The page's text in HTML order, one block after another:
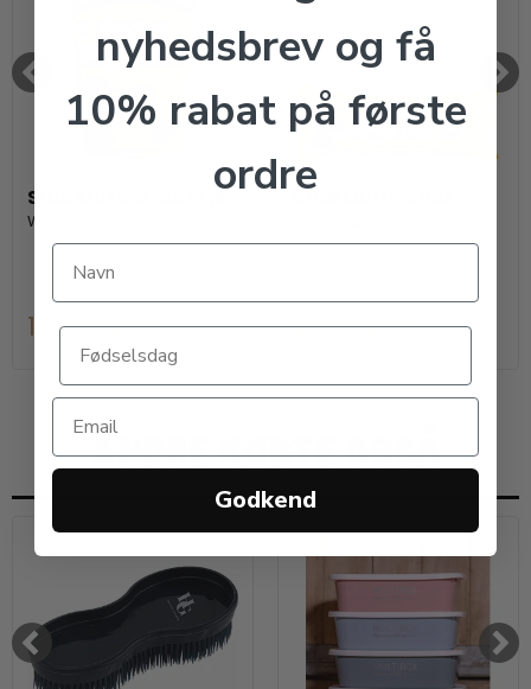
Stud Muffins. 45 styk
Waldhausen
189,00 DKK 29,00 DKK
ANDRE KØBTE OGSÅ
nyhedsbrev og få
10% rabat på første
ordre
Godkend